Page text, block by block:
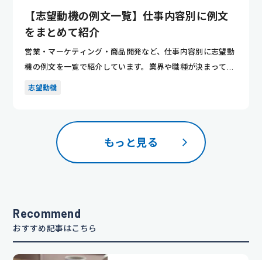
【志望動機の例文一覧】仕事内容別に例文
をまとめて紹介
営業・マーケティング・商品開発など、仕事内容別に志望動
機の例文を一覧で紹介しています。業界や職種が決まってい
ない人でも、...
志望動機
もっと見る
Recommend
おすすめ記事はこちら